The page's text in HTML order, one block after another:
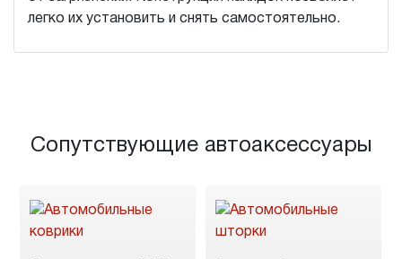
легко их установить и снять самостоятельно.
Сопутствующие автоаксессуары